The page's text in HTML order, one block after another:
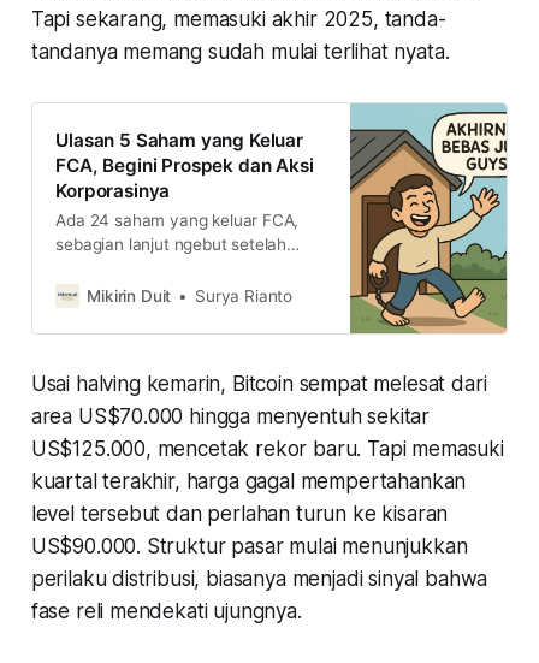
Tapi sekarang, memasuki akhir 2025, tanda-
tandanya memang sudah mulai terlihat nyata.
Ulasan 5 Saham yang Keluar
FCA, Begini Prospek dan Aksi
Korporasinya
Ada 24 saham yang keluar FCA,
sebagian lanjut ngebut setelah
terbatas. Lalu, bagaimana dengan
selengkapnya di sini
Mikirin Duit Surya Rianto
Usai halving kemarin, Bitcoin sempat melesat dari
area US$70.000 hingga menyentuh sekitar
US$125.000, mencetak rekor baru. Tapi memasuki
kuartal terakhir, harga gagal mempertahankan
level tersebut dan perlahan turun ke kisaran
US$90.000. Struktur pasar mulai menunjukkan
perilaku distribusi, biasanya menjadi sinyal bahwa
fase reli mendekati ujungnya.